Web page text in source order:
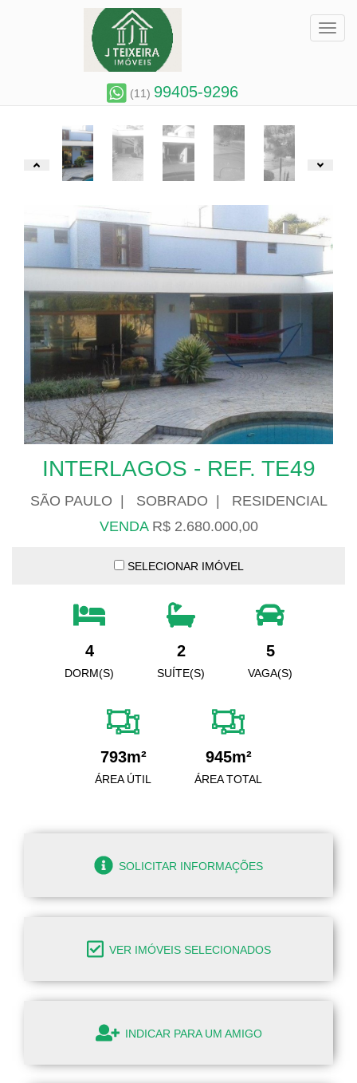
(11) 99405-9296
INTERLAGOS - REF. TE49
SÃO PAULO | SOBRADO | RESIDENCIAL
VENDAR$ 2.680.000,00
SELECIONAR IMÓVEL
4
DORM(S)
2
SUÍTE(S)
5
VAGA(S)
793m²
ÁREA ÚTIL
945m²
ÁREA TOTAL
SOLICITAR INFORMAÇÕES
VER IMÓVEIS SELECIONADOS
INDICAR PARA UM AMIGO